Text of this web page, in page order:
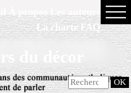
La charte FAQ
du décor